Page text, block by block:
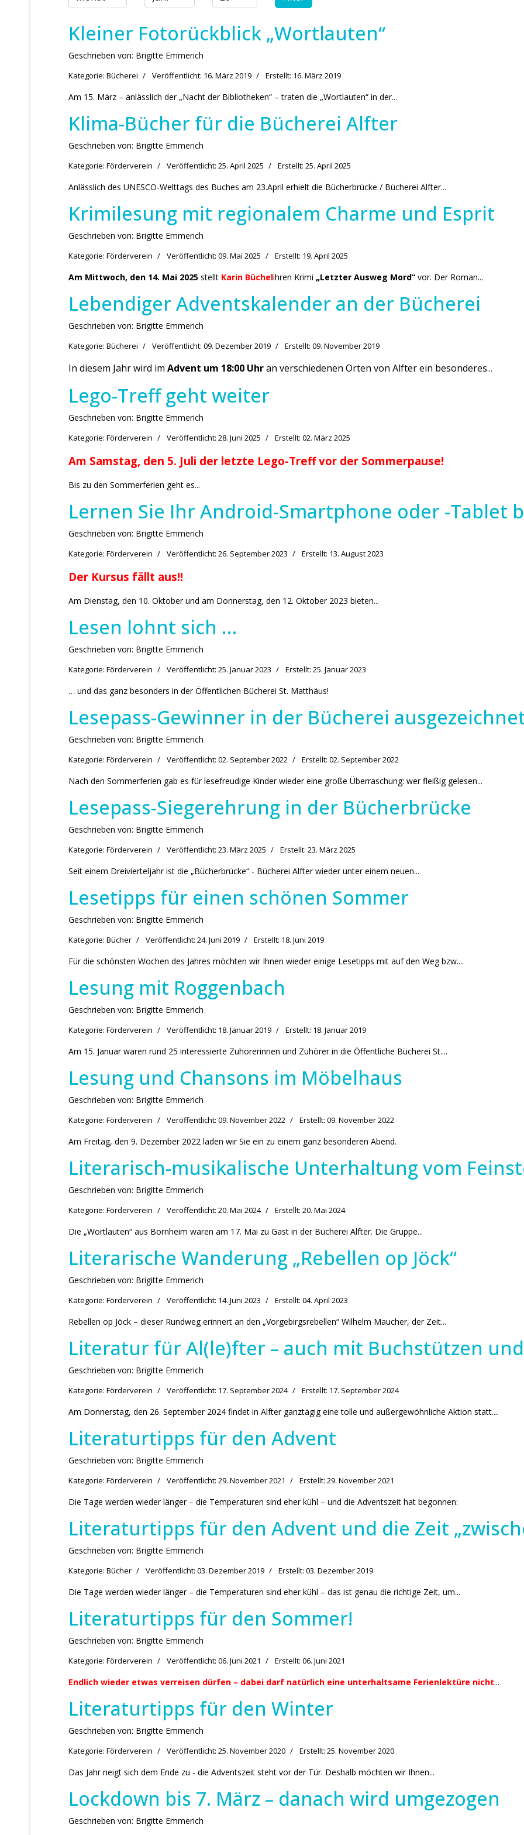
Kleiner Fotorückblick „Wortlauten“
Geschrieben von: Brigitte Emmerich
Kategorie: Bücherei Veröffentlicht: 16. März 2019 Erstellt: 16. März 2019
Am 15. März – anlässlich der „Nacht der Bibliotheken“ – traten die „Wortlauten“ in der...
Klima-Bücher für die Bücherei Alfter
Geschrieben von: Brigitte Emmerich
Kategorie: Förderverein Veröffentlicht: 25. April 2025 Erstellt: 25. April 2025
Anlässlich des UNESCO-Welttags des Buches am 23.April erhielt die Bücherbrücke / Bücherei Alfter...
Krimilesung mit regionalem Charme und Esprit
Geschrieben von: Brigitte Emmerich
Kategorie: Förderverein Veröffentlicht: 09. Mai 2025 Erstellt: 19. April 2025
Am Mittwoch, den 14. Mai 2025 stellt Karin Büchelihren Krimi „Letzter Ausweg Mord“ vor. Der Roman...
Lebendiger Adventskalender an der Bücherei
Geschrieben von: Brigitte Emmerich
Kategorie: Bücherei Veröffentlicht: 09. Dezember 2019 Erstellt: 09. November 2019
In diesem Jahr wird im Advent um 18:00 Uhran verschiedenen Orten von Alfter ein besonderes...
Lego-Treff geht weiter
Geschrieben von: Brigitte Emmerich
Kategorie: Förderverein Veröffentlicht: 28. Juni 2025 Erstellt: 02. März 2025
Am Samstag, den 5. Juli der letzte Lego-Treff vor der Sommerpause!
Bis zu den Sommerferien geht es...
Lernen Sie Ihr Android-Smartphone oder -Tablet
Geschrieben von: Brigitte Emmerich
Kategorie: Förderverein Veröffentlicht: 26. September 2023 Erstellt: 13. August 2023
Der Kursus fällt aus!!
Am Dienstag, den 10. Oktober und am Donnerstag, den 12. Oktober 2023 bieten...
Lesen lohnt sich …
Geschrieben von: Brigitte Emmerich
Kategorie: Förderverein Veröffentlicht: 25. Januar 2023 Erstellt: 25. Januar 2023
… und das ganz besonders in der Öffentlichen Bücherei St. Matthäus!
Lesepass-Gewinner in der Bücherei
Geschrieben von: Brigitte Emmerich
Kategorie: Förderverein Veröffentlicht: 02. September 2022 Erstellt: 02. September 2022
Nach den Sommerferien gab es für lesefreudige Kinder wieder eine große Überraschung: wer fleißig gelesen...
Lesepass-Siegerehrung in der Bücherbrücke
Geschrieben von: Brigitte Emmerich
Kategorie: Förderverein Veröffentlicht: 23. März 2025 Erstellt: 23. März 2025
Seit einem Dreivierteljahr ist die „Bücherbrücke“ - Bücherei Alfter wieder unter einem neuen...
Lesetipps für einen schönen Sommer
Geschrieben von: Brigitte Emmerich
Kategorie: Bücher Veröffentlicht: 24. Juni 2019 Erstellt: 18. Juni 2019
Für die schönsten Wochen des Jahres möchten wir Ihnen wieder einige Lesetipps mit auf den Weg bzw....
Lesung mit Roggenbach
Geschrieben von: Brigitte Emmerich
Kategorie: Förderverein Veröffentlicht: 18. Januar 2019 Erstellt: 18. Januar 2019
Am 15. Januar waren rund 25 interessierte Zuhörerinnen und Zuhörer in die Öffentliche Bücherei St....
Lesung und Chansons im Möbelhaus
Geschrieben von: Brigitte Emmerich
Kategorie: Förderverein Veröffentlicht: 09. November 2022 Erstellt: 09. November 2022
Am Freitag, den 9. Dezember 2022 laden wir Sie ein zu einem ganz besonderen Abend.
Literarisch-musikalische Unterhaltung vom
Geschrieben von: Brigitte Emmerich
Kategorie: Förderverein Veröffentlicht: 20. Mai 2024 Erstellt: 20. Mai 2024
Die „Wortlauten“ aus Bornheim waren am 17. Mai zu Gast in der Bücherei Alfter. Die Gruppe...
Literarische Wanderung „Rebellen op Jöck“
Geschrieben von: Brigitte Emmerich
Kategorie: Förderverein Veröffentlicht: 14. Juni 2023 Erstellt: 04. April 2023
Rebellen op Jöck – dieser Rundweg erinnert an den „Vorgebirgsrebellen“ Wilhelm Maucher, der Zeit...
Literatur für Al(le)fter – auch mit Buchstützen
Geschrieben von: Brigitte Emmerich
Kategorie: Förderverein Veröffentlicht: 17. September 2024 Erstellt: 17. September 2024
Am Donnerstag, den 26. September 2024 findet in Alfter ganztägig eine tolle und außergewöhnliche Aktion statt....
Literaturtipps für den Advent
Geschrieben von: Brigitte Emmerich
Kategorie: Förderverein Veröffentlicht: 29. November 2021 Erstellt: 29. November 2021
Die Tage werden wieder länger – die Temperaturen sind eher kühl – und die Adventszeit hat begonnen:
Literaturtipps für den Advent und die Zeit
Geschrieben von: Brigitte Emmerich
Kategorie: Bücher Veröffentlicht: 03. Dezember 2019 Erstellt: 03. Dezember 2019
Die Tage werden wieder länger – die Temperaturen sind eher kühl – das ist genau die richtige Zeit, um...
Literaturtipps für den Sommer!
Geschrieben von: Brigitte Emmerich
Kategorie: Förderverein Veröffentlicht: 06. Juni 2021 Erstellt: 06. Juni 2021
Endlich wieder etwas verreisen dürfen – dabei darf natürlich eine unterhaltsame Ferienlektüre nicht...
Literaturtipps für den Winter
Geschrieben von: Brigitte Emmerich
Kategorie: Förderverein Veröffentlicht: 25. November 2020 Erstellt: 25. November 2020
Das Jahr neigt sich dem Ende zu - die Adventszeit steht vor der Tür. Deshalb möchten wir Ihnen...
Lockdown bis 7. März – danach wird umgezogen
Geschrieben von: Brigitte Emmerich